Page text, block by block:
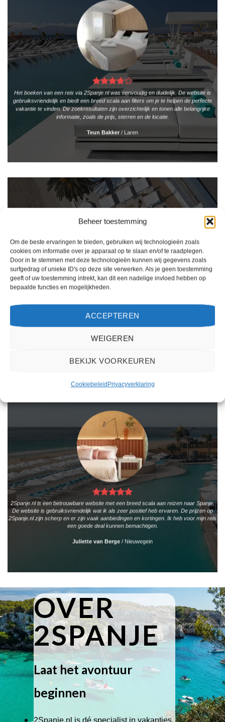
Beheer toestemming
Om de beste ervaringen te bieden, gebruiken wij technologieën zoals
cookies om informatie over je apparaat op te slaan en/of te raadplegen.
Door in te stemmen met deze technologieën kunnen wij gegevens zoals
surfgedrag of unieke ID's op deze site verwerken. Als je geen toestemming
geeft of uw toestemming intrekt, kan dit een nadelige invloed hebben op
bepaalde functies en mogelijkheden.
ACCEPTEREN
WEIGEREN
BEKIJK VOORKEUREN
CookiebeleidPrivacyverklaring
Het boeken van een reis via 2Spanje.nl was eenvoudig en duidelijk. De website is
gebruiksvriendelijk en biedt een breed scala aan filters om je te helpen de perfecte
vakantie te vinden. De zoekresultaten zijn overzichtelijk en tonen alle belangrijke
informatie, zoals de prijs, sterren en de locatie.
Teun Bakker / Laren
website zeker aanbevelen aan anderen die op zoek zijn naar een reis naar Spanje.
2Spanje.nl is een betrouwbare website met een breed scala aan reizen naar Spanje.
De website is gebruiksvriendelijk wat ik als zeer positief heb ervaren. De prijzen op
2Spanje.nl zijn scherp en er zijn vaak aanbiedingen en kortingen. Ik heb voor mijn reis
een goede deal kunnen bemachtigen.
Juliette van Berge / Nieuwegein
OVER
2SPANJE
Laat het avontuur
beginnen
2Spanje.nl is dé specialist in vakanties,